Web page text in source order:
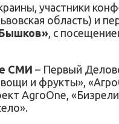
участники
область) и
, с
СМИ – Первый
и фрукты»,
AgroOne,